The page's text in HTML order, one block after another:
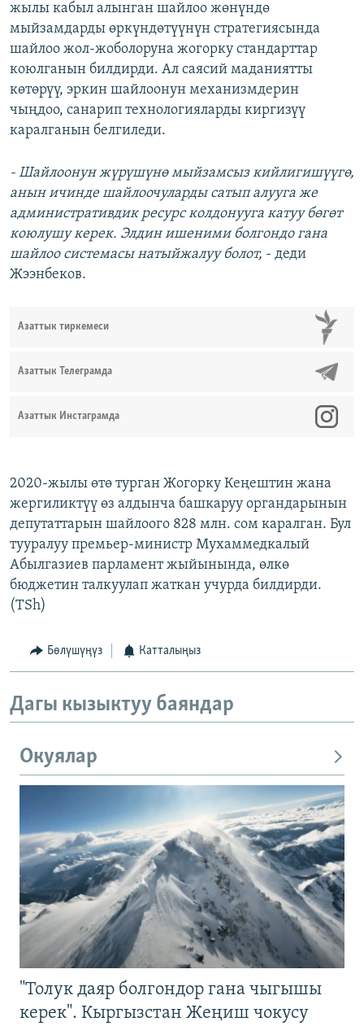
жылы кабыл алынган шайлоо жөнүндө
мыйзамдарды өркүндөтүүнүн стратегиясында
шайлоо жол-жоболоруна жогорку стандарттар
коюлганын билдирди. Ал саясий маданиятты
көтөрүү, эркин шайлоонун механизмдерин
чыңдоо, санарип технологияларды киргизүү
каралганын белгиледи.
- Шайлоонун жүрүшүнө мыйзамсыз кийлигишүүгө,
анын ичинде шайлоочуларды сатып алууга же
административдик ресурс колдонууга катуу бөгөт
коюлушу керек. Элдин ишеними болгондо гана
шайлоо системасы натыйжалуу болот, - деди
Жээнбеков.
Азаттык тиркемеси
Азаттык Телеграмда
Азаттык Инстаграмда
2020-жылы өтө турган Жогорку Кеңештин жана
жергиликтүү өз алдынча башкаруу органдарынын
депутаттарын шайлоого 828 млн. сом каралган. Бул
тууралуу премьер-министр Мухаммедкалый
Абылгазиев парламент жыйынында, өлкө
бюджетин талкуулап жаткан учурда билдирди.
(TSh)
Бөлүшүңүз Катталыңыз
Дагы кызыктуу баяндар
Окуялар
"Толук даяр болгондор гана чыгышы
керек". Кыргызстан Жеңиш чокусу